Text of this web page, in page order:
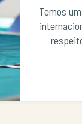
Temos